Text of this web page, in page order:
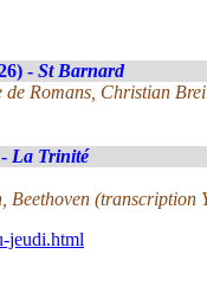
- St Barnard
de Romans, Christian
La Trinité
Beethoven (transcription
jeudi.html